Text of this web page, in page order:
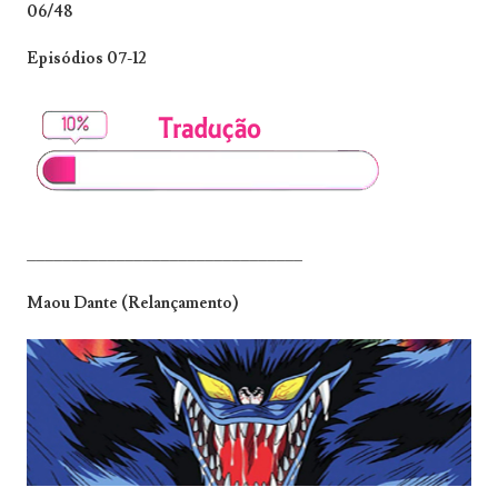
06/48
Episódios 07-12
_______________________________
Maou Dante (Relançamento)